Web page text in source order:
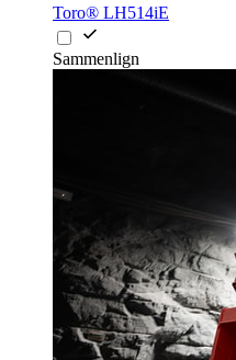
Toro® LH514iE
Sammenlign